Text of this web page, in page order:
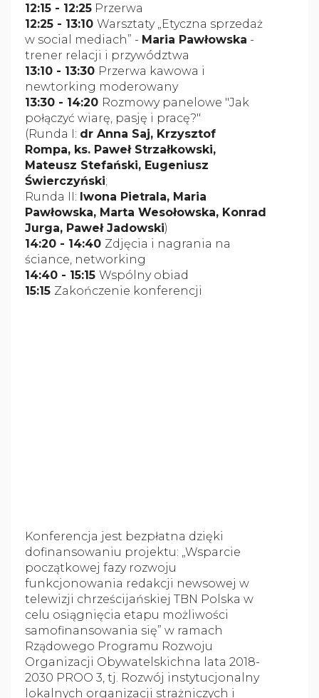
12:15 - 12:25 Przerwa
12:25 - 13:10 Warsztaty „Etyczna sprzedaż
w social mediach” - Maria Pawłowska -
trener relacji i przywództwa
13:10 - 13:30 Przerwa kawowa i
newtorking moderowany
13:30 - 14:20 Rozmowy panelowe "Jak
połączyć wiarę, pasję i pracę?"
(Runda I: dr Anna Saj, Krzysztof
Rompa, ks. Paweł Strzałkowski,
Mateusz Stefański, Eugeniusz
Świerczyński;
Runda II: Iwona Pietrala, Maria
Pawłowska, Marta Wesołowska, Konrad
Jurga, Paweł Jadowski)
14:20 - 14:40 Zdjęcia i nagrania na
ściance, networking
14:40 - 15:15 Wspólny obiad
15:15 Zakończenie konferencji
Konferencja jest bezpłatna dzięki
dofinansowaniu projektu: „Wsparcie
początkowej fazy rozwoju
funkcjonowania redakcji newsowej w
telewizji chrześcijańskiej TBN Polska w
celu osiągnięcia etapu możliwości
samofinansowania się” w ramach
Rządowego Programu Rozwoju
Organizacji Obywatelskichna lata 2018-
2030 PROO 3, tj. Rozwój instytucjonalny
lokalnych organizacji strażniczych i